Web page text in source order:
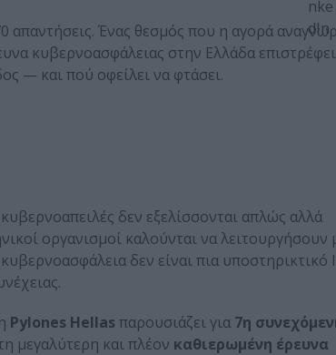
απαντήσεις. Ένας θεσμός που η αγορά
κυβερνοασφάλειας στην Ελλάδα επιστρέφει
— και πού οφείλει να φτάσει.
δεν εξελίσσονται απλώς αλλά
οργανισμοί καλούνται να λειτουργήσουν
δεν είναι πια υποστηρικτικό
Pylones Hellas παρουσιάζει για 7η
μεγαλύτερη και πλέον καθιερωμένη έρευνα